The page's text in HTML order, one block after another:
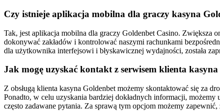
Czy istnieje aplikacja mobilna dla graczy kasyna
Tak, jest aplikacja mobilna dla graczy Goldenbet Casino. Zwiększa
dokonywać zakładów i kontrolować naszymi rachunkami
dla użytkownika interfejsowi i błyskawicznej wydajności, została
Jak mogę uzyskać kontakt z serwisem klienta
Z obsługą klienta kasyna Goldenbet możemy skontaktować się za
Ponadto, w celu uzyskania bardziej dokładnych informacji,
często zadawane pytania. Za sprawą tym opcjom możemy